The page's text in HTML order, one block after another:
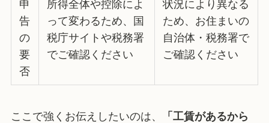
申
告
の
要
否
所得全体や控除によ
って変わるため、国
税庁サイトや税務署
でご確認ください
状況により異なる
ため、お住まいの
自治体・税務署で
ご確認ください
ここで強くお伝えしたいのは、
「工賃があるから